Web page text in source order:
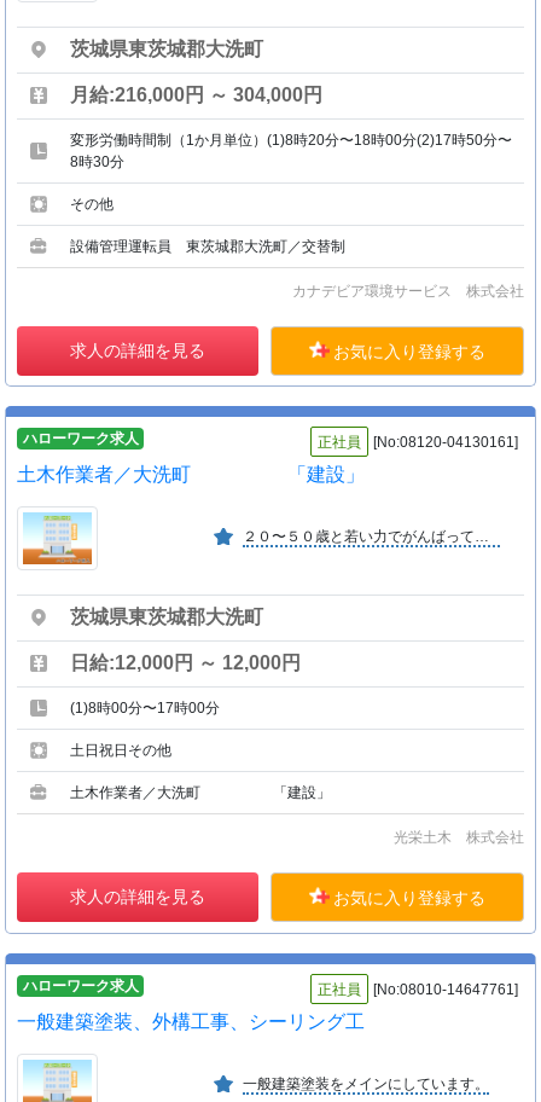
茨城県東茨城郡大洗町
月給:216,000円 ～ 304,000円
変形労働時間制（1か月単位）(1)8時20分〜18時00分(2)17時50分〜
8時30分
その他
設備管理運転員 東茨城郡大洗町／交替制
カナデビア環境サービス 株式会社
求人の詳細を見る お気に入り登録する
ハローワーク求人 正社員 [No:08120-04130161]
土木作業者／大洗町 「建設」
２０〜５０歳と若い力でがんばっている事業所です。 ２０代の技術者が、会社に在職中です。
茨城県東茨城郡大洗町
日給:12,000円 ～ 12,000円
(1)8時00分〜17時00分
土日祝日その他
土木作業者／大洗町 「建設」
光栄土木 株式会社
求人の詳細を見る お気に入り登録する
ハローワーク求人 正社員 [No:08010-14647761]
一般建築塗装、外構工事、シーリング工
一般建築塗装をメインにしています。